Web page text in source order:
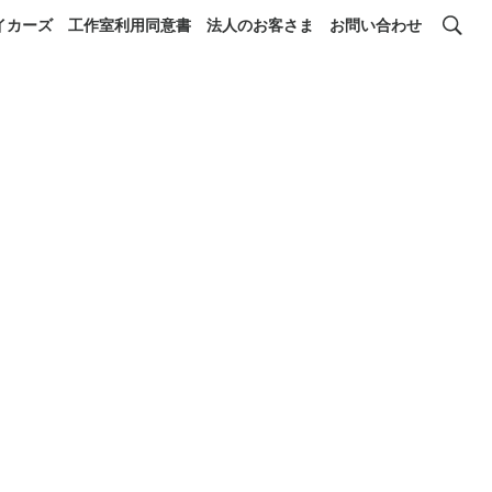
カーズ 工作室利用同意書 法人のお客さま お問い合わせ